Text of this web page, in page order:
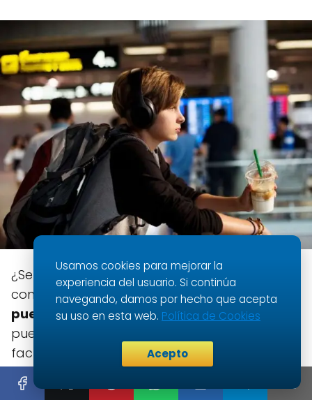
¿Será posible emprender esa aventura sin la
compañía de un adulto? "¿Si tengo 17 años
puedo viajar solo en avión?" La respuesta
puede variar dependiendo de diversos
factores. Acompáñame para descubrir todo
lo que necesitas saber sobre viajar en avión
siendo menor de edad.
Usamos cookies para mejorar la
experiencia del usuario. Si continúa
navegando, damos por hecho que acepta
su uso en esta web. Política de Cookies
Acepto